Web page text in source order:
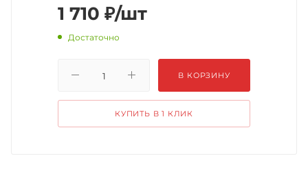
1 710 ₽/шт
Достаточно
В КОРЗИНУ
КУПИТЬ В 1 КЛИК